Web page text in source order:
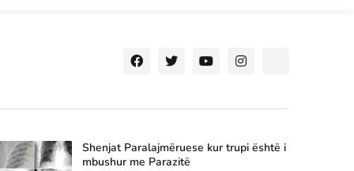
Shenjat Paralajmëruese kur trupi është i
mbushur me Parazitë